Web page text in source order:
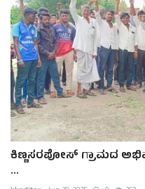
ಕಿಣ್ಣಸರಪೋಸ್ ಗ್ರಾಮದ
...